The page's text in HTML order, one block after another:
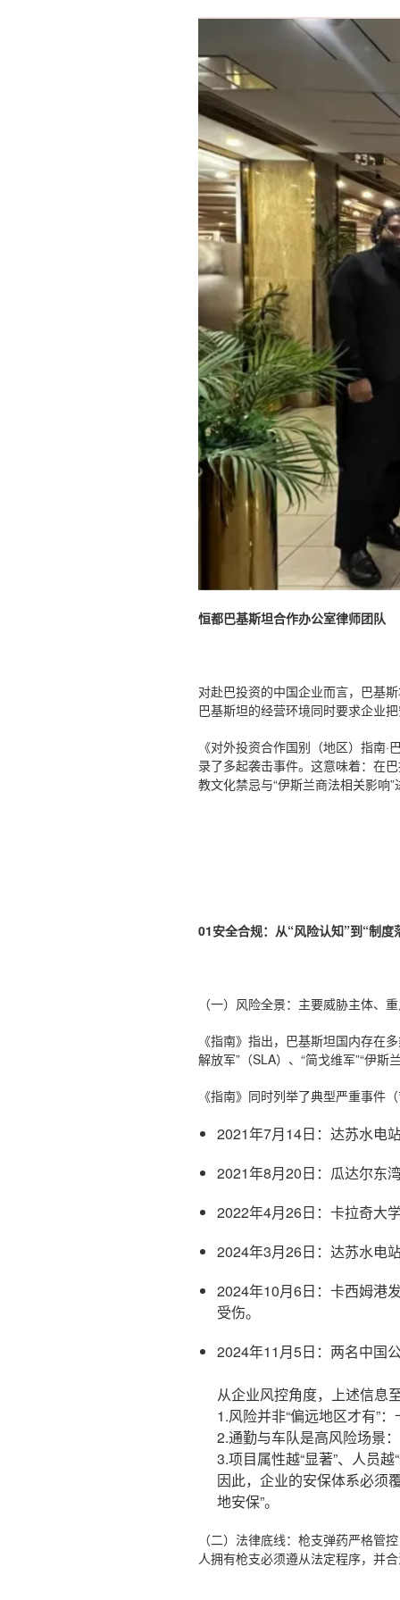
恒都巴基斯坦合作办公室律师团队
对赴巴投资的中国企业而言，巴基
巴基斯坦的经营环境同时要求企业
《对外投资合作国别（地区）指南
录了多起袭击事件。这意味着：在
教文化禁忌与“伊斯兰商法相关影响
01安全合规： 从“风险认知”到“制度
（一）风险全景：主要威胁主体、
《指南》指出，巴基斯坦国内存在
解放军”（SLA）、“简戈维军”“伊
《指南》同时列举了典型严重事件
2021年7月14日：达苏水电
2021年8月20日：瓜达尔东
2022年4月26日：卡拉奇大
2024年3月26日：达苏水电
2024年10月6日：卡西姆港
受伤。
2024年11月5日：两名中国
从企业风控角度，上述信息
1.风险并非“偏远地区才有”
2.通勤与车队是高风险场景
3.项目属性越“显著”、人员
因此，企业的安保体系必
地安保”。
（二）法律底线：枪支弹药严格管
人拥有枪支必须遵从法定程序，并